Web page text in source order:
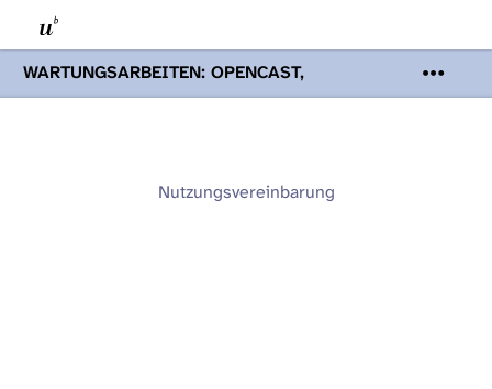
WARTUNGSARBEITEN: OPENCAST,
PODCASTS & TOBIRA
Mi 19. August
Opencast-Videos und Tobira nicht zur
Nutzungsvereinbarung